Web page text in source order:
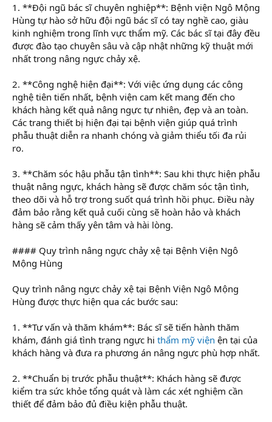
1. **Đội ngũ bác sĩ chuyên nghiệp**: Bệnh viện Ngô Mộng
Hùng tự hào sở hữu đội ngũ bác sĩ có tay nghề cao, giàu
kinh nghiệm trong lĩnh vực thẩm mỹ. Các bác sĩ tại đây đều
được đào tạo chuyên sâu và cập nhật những kỹ thuật mới
nhất trong nâng ngực chảy xệ.
2. **Công nghệ hiện đại**: Với việc ứng dụng các công
nghệ tiên tiến nhất, bệnh viện cam kết mang đến cho
khách hàng kết quả nâng ngực tự nhiên, đẹp và an toàn.
Các trang thiết bị hiện đại tại bệnh viện giúp quá trình
phẫu thuật diễn ra nhanh chóng và giảm thiểu tối đa rủi
ro.
3. **Chăm sóc hậu phẫu tận tình**: Sau khi thực hiện phẫu
thuật nâng ngực, khách hàng sẽ được chăm sóc tận tình,
theo dõi và hỗ trợ trong suốt quá trình hồi phục. Điều này
đảm bảo rằng kết quả cuối cùng sẽ hoàn hảo và khách
hàng sẽ cảm thấy yên tâm và hài lòng.
#### Quy trình nâng ngực chảy xệ tại Bệnh Viện Ngô
Mộng Hùng
Quy trình nâng ngực chảy xệ tại Bệnh Viện Ngô Mộng
Hùng được thực hiện qua các bước sau:
1. **Tư vấn và thăm khám**: Bác sĩ sẽ tiến hành thăm
khám, đánh giá tình trạng ngực hi thẩm mỹ viện ện tại của
khách hàng và đưa ra phương án nâng ngực phù hợp nhất.
2. **Chuẩn bị trước phẫu thuật**: Khách hàng sẽ được
kiểm tra sức khỏe tổng quát và làm các xét nghiệm cần
thiết để đảm bảo đủ điều kiện phẫu thuật.